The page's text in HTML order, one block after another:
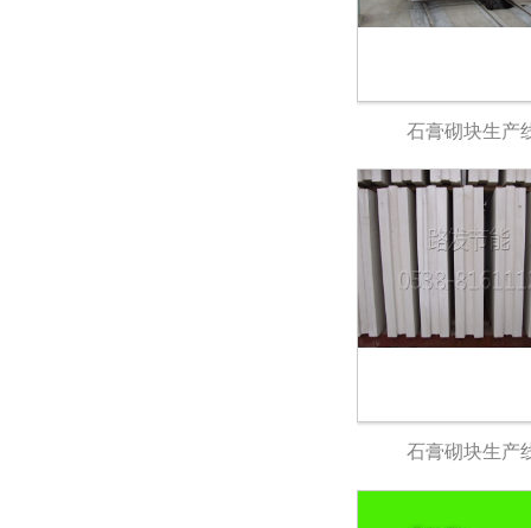
石膏砌块生产
石膏砌块生产